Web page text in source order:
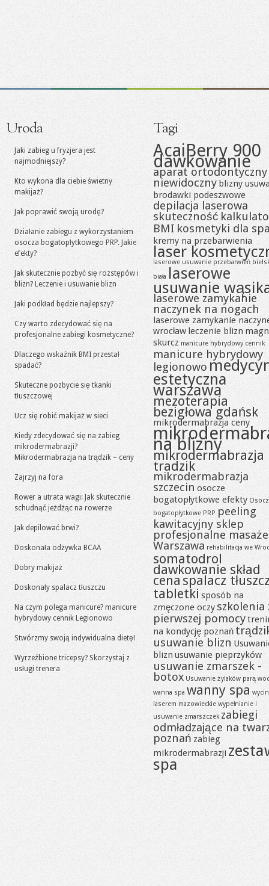
Uroda
Jaki zabieg u fryzjera jest
najmodniejszy?
Kto wykona dla ciebie świetny
makijaż?
Jak poprawić swoją urodę?
Działanie zabiegu z wykorzystaniem
osocza bogatopłytkowego PRP. Jakie
efekty?
Jak skutecznie pozbyć się rozstępów i
blizn? Leczenie i usuwanie blizn
Jaki podkład będzie najlepszy?
Czy warto zdecydować się na
profesjonalne zabiegi kosmetyczne?
Dlaczego wskaźnik BMI przestał
spadać?
Skuteczne pozbycie się tkanki
tłuszczowej
Ucz się robić makijaż w sieci
Kiedy zdecydować się na zabieg
mikrodermabrazji?
Mikrodermabrazja na trądzik – ceny
Zajrzyj na fora
Rower a utrata wagi: Jak skutecznie
schudnąć jeżdżąc na rowerze
Jak depilować brwi?
Doskonała odżywka BCAA
Dobry makijaż
Doskonały spalacz tłuszczu
Na czym polega manicure? manicure
hybrydowy cennik Legionowo
Stwórzmy swoją indywidualna dietę!
Wyrzeźbione tricepsy? Skorzystaj z
usługi trenera
Tagi
AcaiBerry 900
dawkowanie
aparat ortodontyczny
niewidoczny blizny
brodawki podeszwowe
depilacja laserowa
skuteczność
BMI kosmetyki dla
kremy na przebarwienia
laser
laserowe usuwanie przebarwień
biała laserowe
usuwanie
laserowe zamykanie
naczynek na nogach
laserowe zamykanie
wrocław leczenie blizn
skurcz manicure hybrydowy cennik
manicure hybrydowy
legionowo
estetyczna
warszawa
mezoterapia
bezigłowa gdańsk
mikrodermabrazja ceny
na blizny
mikrodermabrazja
tradzik
mikrodermabrazja
szczecin osocze
bogatopłytkowe efekty
bogatopłytkowe PRP peeling
kawitacyjny sklep
profesjonalne masaże
Warszawa rehabilitacja we
somatodrol
dawkowanie skład
cena spalacz
tabletki sposób na
zmęczone oczy szkolenia
pierwszej pomocy
na kondycję poznań
usuwanie blizn
blizn usuwanie pieprzyków
usuwanie zmarszek -
botox Usuwanie żylaków parą
wanna spa wanny spa
laserem mazowieckie wypełnianie i
usuwanie zmarszczek zabiegi
odmładzające na
poznań zabieg
mikrodermabrazji
spa